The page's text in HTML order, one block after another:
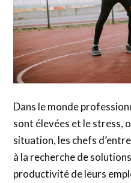
Dans le monde
sont élevées et le stress,
situation, les chefs
à la recherche de
productivité de leurs